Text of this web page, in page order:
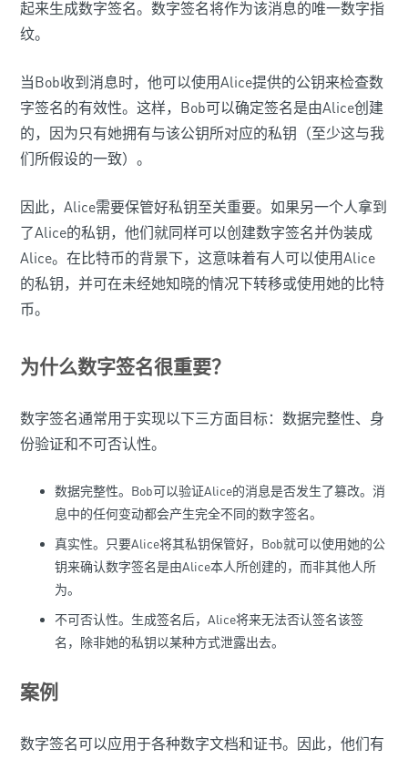
起来生成数字签名。数字签名将作为该消息的唯一数字指
纹。
当Bob收到消息时，他可以使用Alice提供的公钥来检查数
字签名的有效性。这样，Bob可以确定签名是由Alice创建
的，因为只有她拥有与该公钥所对应的私钥（至少这与我
们所假设的一致）。
因此，Alice需要保管好私钥至关重要。如果另一个人拿到
了Alice的私钥，他们就同样可以创建数字签名并伪装成
Alice。在比特币的背景下，这意味着有人可以使用Alice
的私钥，并可在未经她知晓的情况下转移或使用她的比特
币。
为什么数字签名很重要？
数字签名通常用于实现以下三方面目标：数据完整性、身
份验证和不可否认性。
数据完整性。Bob可以验证Alice的消息是否发生了篡改。消
息中的任何变动都会产生完全不同的数字签名。
真实性。只要Alice将其私钥保管好，Bob就可以使用她的公
钥来确认数字签名是由Alice本人所创建的，而非其他人所
为。
不可否认性。生成签名后，Alice将来无法否认签名该签
名，除非她的私钥以某种方式泄露出去。
案例
数字签名可以应用于各种数字文档和证书。因此，他们有